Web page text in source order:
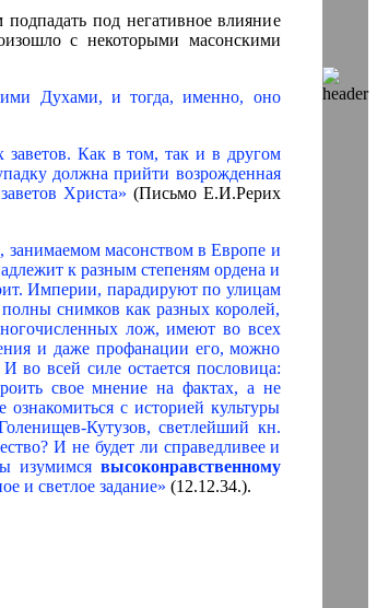
под негативное влияние
с некоторыми масонскими
Духами, и тогда, именно, оно
заветов. Как в том, так и в другом
должна прийти возрожденная
Христа» (Письмо Е.И.Рерих
занимаемом масонством в Европе и
к разным степеням ордена и
Империи, парадируют по улицам
снимков как разных королей,
лож, имеют во всех
и даже профанации его, можно
И во всей силе остается пословица:
свое мнение на фактах, а не
с историей культуры
Кутузов, светлейший кн.
И не будет ли справедливее и
изумимся высоконравственному
и светлое задание» (12.12.34.).